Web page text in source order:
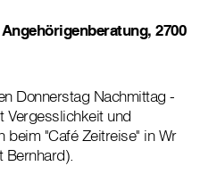
2700
Donnerstag Nachmittag -
Vergesslichkeit und
beim "Café Zeitreise" in Wr
Bernhard).